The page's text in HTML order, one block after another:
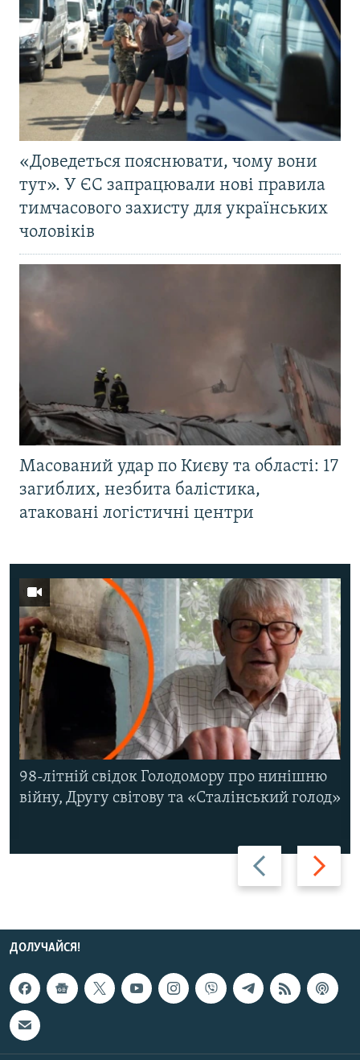
«Доведеться пояснювати, чому вони
тут». У ЄС запрацювали нові правила
тимчасового захисту для українських
чоловіків
Масований удар по Києву та області: 17
загиблих, незбита балістика,
атаковані логістичні центри
Назад Вперед
98-літній свідок Голодомору про нинішню
війну, Другу світову та «Сталінський голод»
ДОЛУЧАЙСЯ!